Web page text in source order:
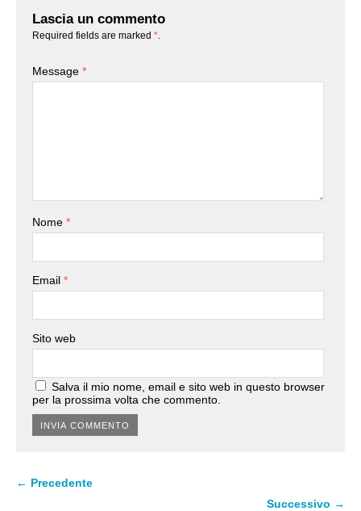
Lascia un commento
Required fields are marked *
Message *
Nome *
Email *
Sito web
Salva il mio nome, email e sito web in questo browser
per la prossima volta che commento.
← Precedente
Successivo →